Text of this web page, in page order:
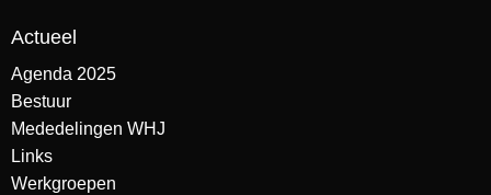
Actueel
Agenda 2025
Bestuur
Mededelingen WHJ
Links
Werkgroepen